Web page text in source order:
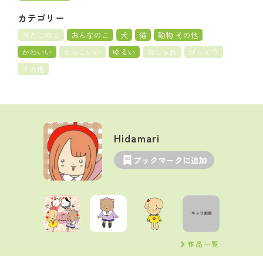
カテゴリー
おとこのこ おんなのこ 犬 猫
動物 その他
かわいい
かっこいい ゆるい おしゃれ
びっくり
その他
Hidamari
ブックマークに追加
作品一覧